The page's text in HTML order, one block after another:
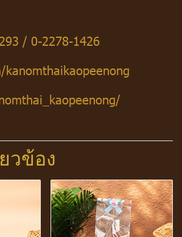
/ 0-2278-1426
kanomthaikaopeenong
วข้อง